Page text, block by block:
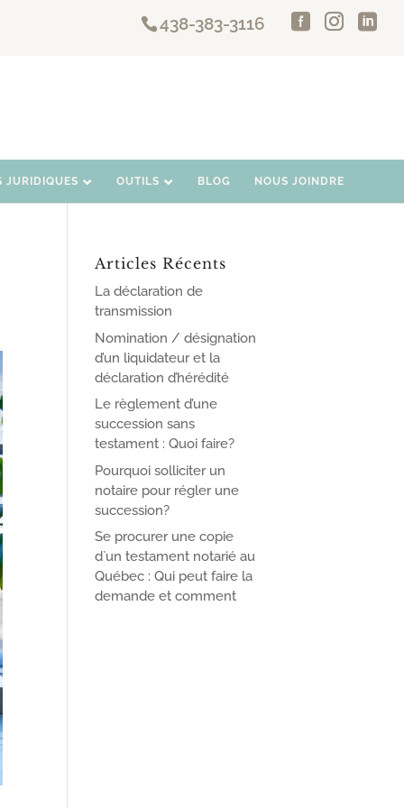
438-383-3116
JURIDIQUES OUTILS BLOG NOUS JOINDRE
Articles Récents
La déclaration de
transmission
Nomination / désignation
d’un liquidateur et la
déclaration d’hérédité
Le règlement d’une
succession sans
testament : Quoi faire?
Pourquoi solliciter un
notaire pour régler une
succession?
Se procurer une copie
d`un testament notarié au
Québec : Qui peut faire la
demande et comment